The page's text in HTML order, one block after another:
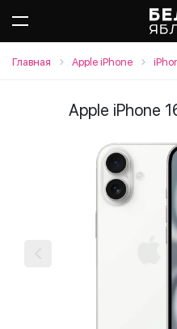
Главная Apple iPhone
Apple iPhone